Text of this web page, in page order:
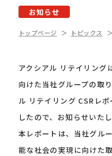
お知らせ
トップページ トピックス
アクシアル リテイリング
向けた当社グループの取
ル リテイリング CSRレ
したので、お知らせいたし
本レポートは、当社グル
能な社会の実現に向けた